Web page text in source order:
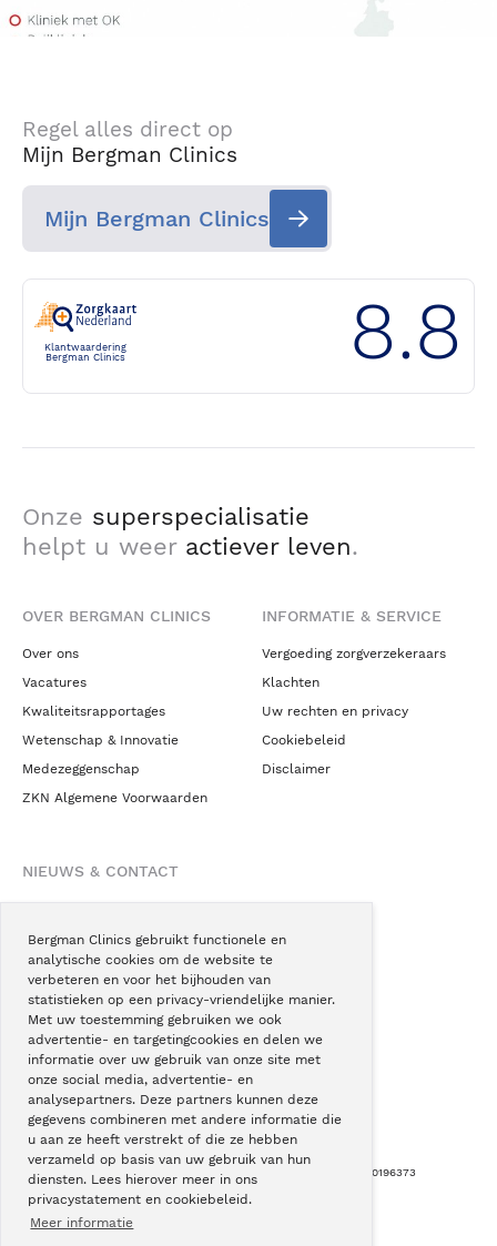
Bergman Clinics gebruikt functionele en
analytische cookies om de website te
verbeteren en voor het bijhouden van
statistieken op een privacy-vriendelijke manier.
Met uw toestemming gebruiken we ook
advertentie- en targetingcookies en delen we
informatie over uw gebruik van onze site met
onze social media, advertentie- en
analysepartners. Deze partners kunnen deze
gegevens combineren met andere informatie die
u aan ze heeft verstrekt of die ze hebben
verzameld op basis van uw gebruik van hun
diensten. Lees hierover meer in ons
privacystatement en cookiebeleid.
Meer informatie
Regel alles direct op
Mijn Bergman Clinics
Mijn Bergman Clinics
Klantwaardering
Bergman Clinics
8.8
Onze superspecialisatie
helpt u weer actiever leven.
OVER BERGMAN CLINICS
Over ons
Vacatures
Kwaliteitsrapportages
Wetenschap & Innovatie
Medezeggenschap
ZKN Algemene Voorwaarden
INFORMATIE & SERVICE
Vergoeding zorgverzekeraars
Klachten
Uw rechten en privacy
Cookiebeleid
Disclaimer
NIEUWS & CONTACT
Blogs
Podcast
Pressroom
Instagram
Facebook
LinkedIn
Copyright © Bergman Clinics 2026 KVK nummer: 30196373